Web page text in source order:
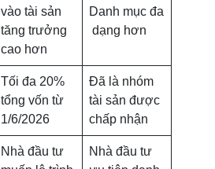
vào tài sản
tăng trưởng
cao hơn
Danh mục đa
dạng hơn
Tối đa 20%
tổng vốn từ
1/6/2026
Đã là nhóm
tài sản được
chấp nhận
Nhà đầu tư
Nhà đầu tư